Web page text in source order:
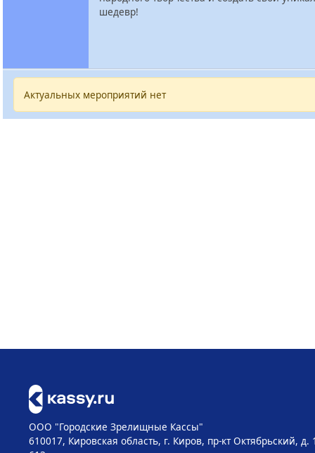
шедевр!
Актуальных мероприятий нет
ООО "Городские Зрелищные Кассы"
610017, Кировская область, г. Киров, пр-кт Октябрьский, д.